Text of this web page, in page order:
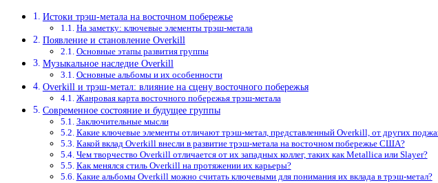
Истоки трэш-метала на восточном побережье
На заметку: ключевые элементы трэш-метала
Появление и становление Overkill
Основные этапы развития группы
Музыкальное наследие Overkill
Основные альбомы и их особенности
Overkill и трэш-метал: влияние на сцену восточного побережья
Жанровая карта восточного побережья трэш-метала
Современное состояние и будущее группы
Заключительные мысли
Какие ключевые элементы отличают трэш-метал, представленный Overkill, от других
Какой вклад Overkill внесли в развитие трэш-метала на восточном побережье США?
Чем творчество Overkill отличается от их западных коллег, таких как Metallica или Slayer?
Как менялся стиль Overkill на протяжении их карьеры?
Какие альбомы Overkill можно считать ключевыми для понимания их вклада в трэш-метал?